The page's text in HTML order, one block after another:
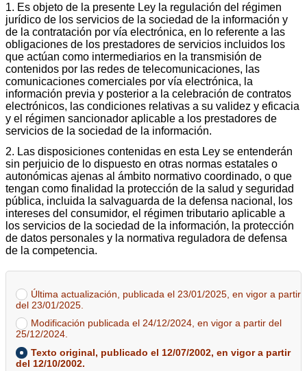
1. Es objeto de la presente Ley la regulación del régimen
jurídico de los servicios de la sociedad de la información y
de la contratación por vía electrónica, en lo referente a las
obligaciones de los prestadores de servicios incluidos los
que actúan como intermediarios en la transmisión de
contenidos por las redes de telecomunicaciones, las
comunicaciones comerciales por vía electrónica, la
información previa y posterior a la celebración de contratos
electrónicos, las condiciones relativas a su validez y eficacia
y el régimen sancionador aplicable a los prestadores de
servicios de la sociedad de la información.
2. Las disposiciones contenidas en esta Ley se entenderán
sin perjuicio de lo dispuesto en otras normas estatales o
autonómicas ajenas al ámbito normativo coordinado, o que
tengan como finalidad la protección de la salud y seguridad
pública, incluida la salvaguarda de la defensa nacional, los
intereses del consumidor, el régimen tributario aplicable a
los servicios de la sociedad de la información, la protección
de datos personales y la normativa reguladora de defensa
de la competencia.
Última actualización, publicada el 23/01/2025, en vigor a partir
del 23/01/2025.
Modificación publicada el 24/12/2024, en vigor a partir del
25/12/2024.
Texto original, publicado el 12/07/2002, en vigor a partir
del 12/10/2002.